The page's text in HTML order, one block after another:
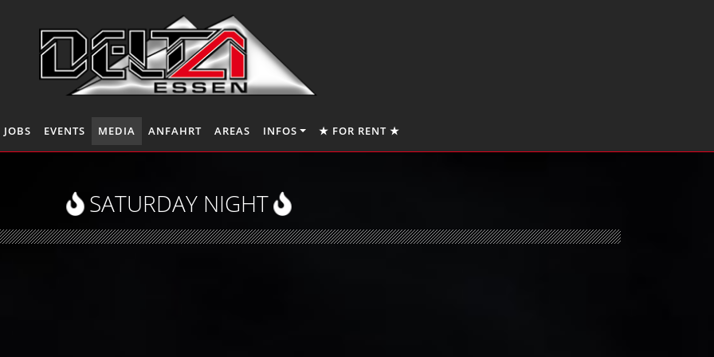
JOBS EVENTS MEDIA ANFAHRT AREAS INFOS ★ FOR RENT ★
SATURDAY NIGHT